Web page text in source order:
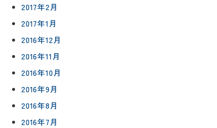
2017年2月
2017年1月
2016年12月
2016年11月
2016年10月
2016年9月
2016年8月
2016年7月